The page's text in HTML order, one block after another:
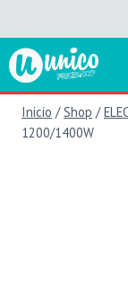
al
contenido
Inicio / Shop /
1200/1400W